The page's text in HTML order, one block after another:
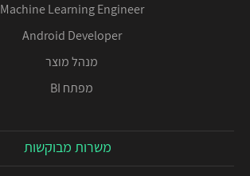
Machine Learning Engineer
Android Developer
מנהל מוצר
מפתח BI
משרות מבוקשות